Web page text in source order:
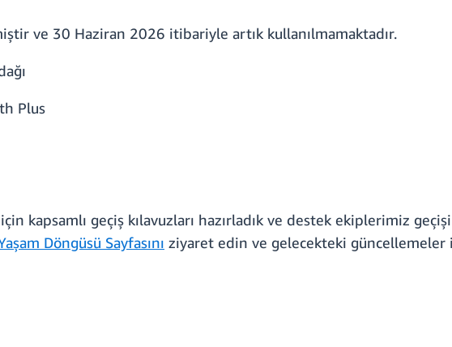
ve 30 Haziran 2026 itibariyle artık kullanılmamaktadır.
Plus
kapsamlı geçiş kılavuzları hazırladık ve destek ekiplerimiz
Döngüsü Sayfasını ziyaret edin ve gelecekteki güncellemeler